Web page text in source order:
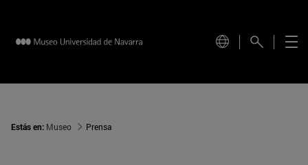
Estás en: Museo Prensa